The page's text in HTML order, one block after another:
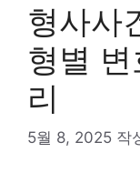
형사사
형별
리
5월 8, 2025 작